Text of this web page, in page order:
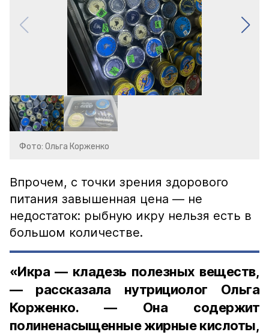
Фото: Ольга Корженко
Впрочем, с точки зрения здорового
питания завышенная цена — не
недостаток: рыбную икру нельзя есть в
большом количестве.
«Икра — кладезь полезных веществ,
— рассказала нутрициолог Ольга
Корженко. — Она содержит
полиненасыщенные жирные кислоты,